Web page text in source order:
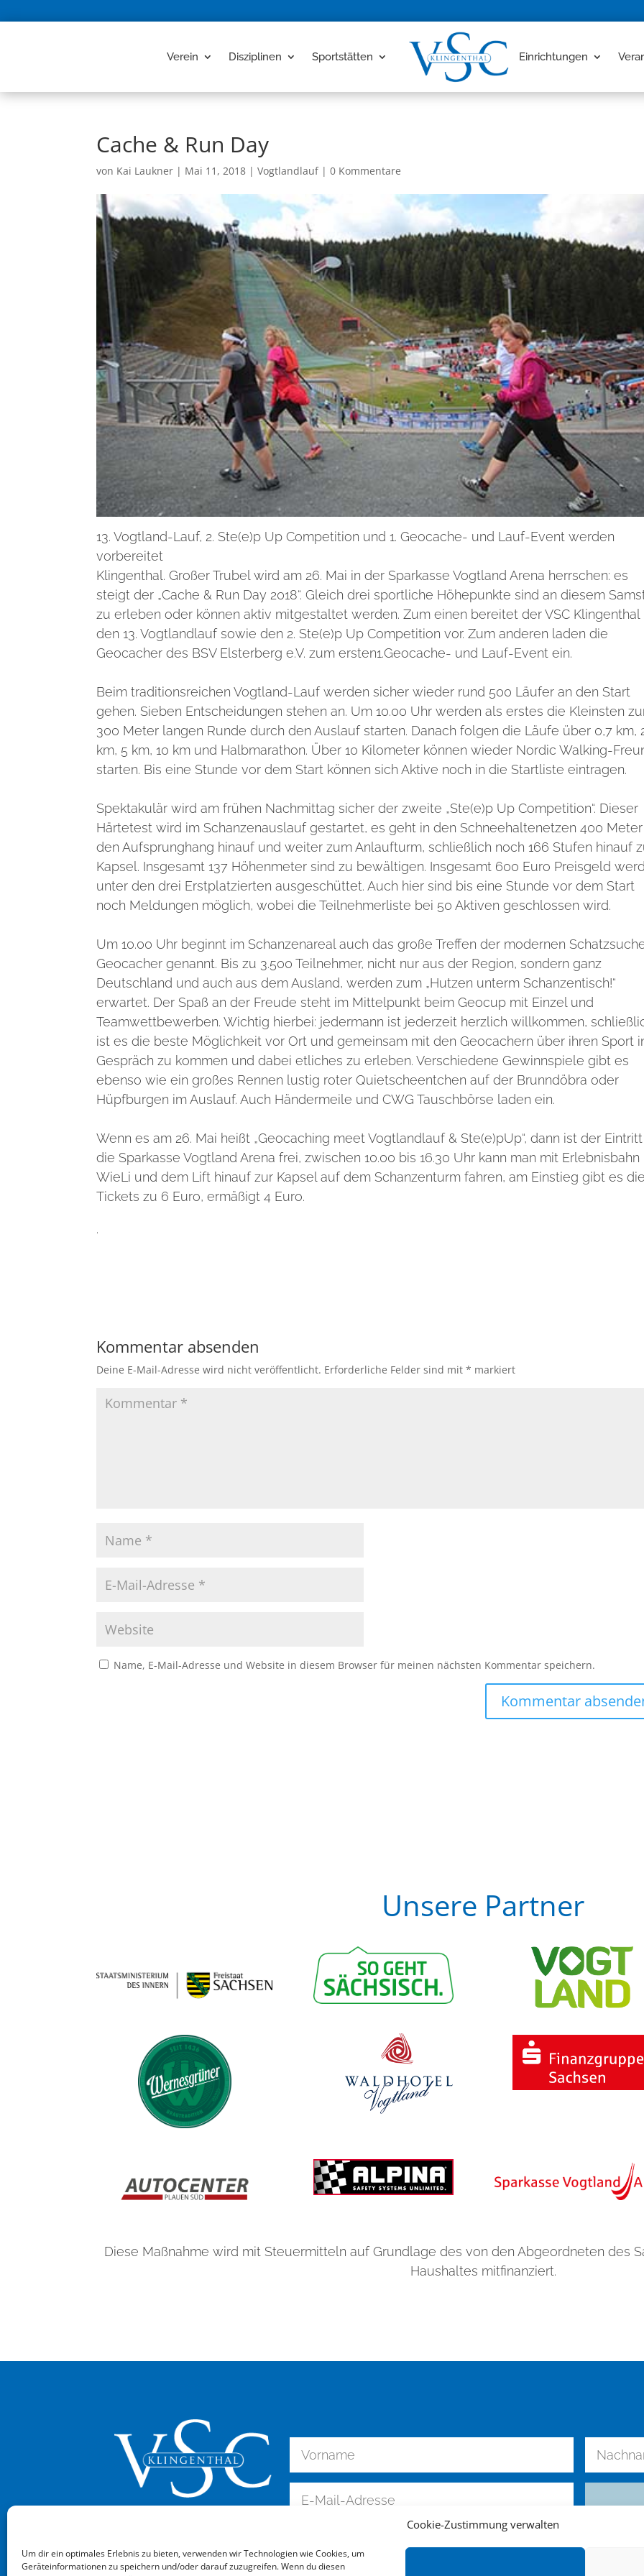
Cookie-Zustimmung verwalten
Um dir ein optimales Erlebnis zu bieten, verwenden wir Technologien wie Cookies, um
Geräteinformationen zu speichern und/oder darauf zuzugreifen. Wenn du diesen
Verein Disziplinen Sportstätten Einrichtungen
Cache & Run Day
von Kai Laukner | Mai 11, 2018 |Vogtlandlauf|0 Kommentare
13. Vogtland-Lauf, 2. Ste(e)p Up Competition und 1. Geocache- und Lauf-Event werden
vorbereitet
Klingenthal. Großer Trubel wird am 26. Mai in der Sparkasse Vogtland Arena herrschen: es
steigt der „Cache & Run Day 2018“. Gleich drei sportliche Höhepunkte sind an diesem
zu erleben oder können aktiv mitgestaltet werden. Zum einen bereitet der VSC Klingenthal
den 13. Vogtlandlauf sowie den 2. Ste(e)p Up Competition vor. Zum anderen laden die
Geocacher des BSV Elsterberg e.V. zum ersten1.Geocache- und Lauf-Event ein.
Beim traditionsreichen Vogtland-Lauf werden sicher wieder rund 500 Läufer an den Start
gehen. Sieben Entscheidungen stehen an. Um 10.00 Uhr werden als erstes die Kleinsten
300 Meter langen Runde durch den Auslauf starten. Danach folgen die Läufe über 0,7 km,
km, 5 km, 10 km und Halbmarathon. Über 10 Kilometer können wieder Nordic Walking-
starten. Bis eine Stunde vor dem Start können sich Aktive noch in die Startliste eintragen.
Spektakulär wird am frühen Nachmittag sicher der zweite „Ste(e)p Up Competition“. Dieser
Härtetest wird im Schanzenauslauf gestartet, es geht in den Schneehaltenetzen 400 Meter
den Aufsprunghang hinauf und weiter zum Anlaufturm, schließlich noch 166 Stufen hinauf
Kapsel. Insgesamt 137 Höhenmeter sind zu bewältigen. Insgesamt 600 Euro Preisgeld
unter den drei Erstplatzierten ausgeschüttet. Auch hier sind bis eine Stunde vor dem Start
noch Meldungen möglich, wobei die Teilnehmerliste bei 50 Aktiven geschlossen wird.
Um 10.00 Uhr beginnt im Schanzenareal auch das große Treffen der modernen
Geocacher genannt. Bis zu 3.500 Teilnehmer, nicht nur aus der Region, sondern ganz
Deutschland und auch aus dem Ausland, werden zum „Hutzen unterm Schanzentisch!“
erwartet. Der Spaß an der Freude steht im Mittelpunkt beim Geocup mit Einzel und
Teamwettbewerben. Wichtig hierbei: jedermann ist jederzeit herzlich willkommen,
ist es die beste Möglichkeit vor Ort und gemeinsam mit den Geocachern über ihren Sport
Gespräch zu kommen und dabei etliches zu erleben. Verschiedene Gewinnspiele gibt es
ebenso wie ein großes Rennen lustig roter Quietscheentchen auf der Brunndöbra oder
Hüpfburgen im Auslauf. Auch Händermeile und CWG Tauschbörse laden ein.
Wenn es am 26. Mai heißt „Geocaching meet Vogtlandlauf & Ste(e)pUp“, dann ist der
die Sparkasse Vogtland Arena frei, zwischen 10.00 bis 16.30 Uhr kann man mit Erlebnisbahn
WieLi und dem Lift hinauf zur Kapsel auf dem Schanzenturm fahren, am Einstieg gibt es die
Tickets zu 6 Euro, ermäßigt 4 Euro.
.
Kommentar absenden
Deine E-Mail-Adresse wird nicht veröffentlicht. Erforderliche Felder sind mit* markiert
Name, E-Mail-Adresse und Website in diesem Browser für meinen nächsten Kommentar speichern.
Unsere Partner
Diese Maßnahme wird mit Steuermitteln auf Grundlage des von den Abgeordneten des
Haushaltes mitfinanziert.